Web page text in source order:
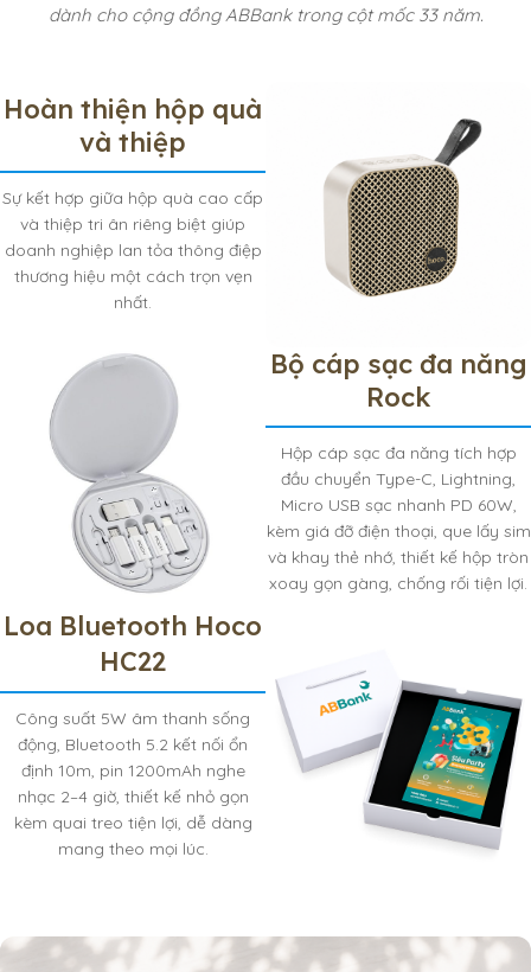
dành cho cộng đồng ABBank trong cột mốc 33 năm.
Loa Bluetooth Hoco
HC22
Công suất 5W âm thanh sống
động, Bluetooth 5.2 kết nối ổn
định 10m, pin 1200mAh nghe
nhạc 2–4 giờ, thiết kế nhỏ gọn
kèm quai treo tiện lợi, dễ dàng
mang theo mọi lúc.
Hoàn thiện hộp quà
và thiệp
Sự kết hợp giữa hộp quà cao cấp
và thiệp tri ân riêng biệt giúp
doanh nghiệp lan tỏa thông điệp
thương hiệu một cách trọn vẹn
nhất.
Bộ cáp sạc đa năng
Rock
Hộp cáp sạc đa năng tích hợp
đầu chuyển Type-C, Lightning,
Micro USB sạc nhanh PD 60W,
kèm giá đỡ điện thoại, que lấy sim
và khay thẻ nhớ, thiết kế hộp tròn
xoay gọn gàng, chống rối tiện lợi.